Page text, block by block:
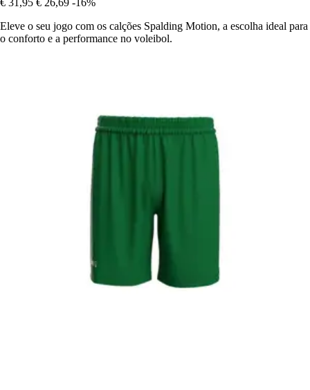
Eleve o seu jogo com os calções Spalding Motion, a escolha ideal para
o conforto e a performance no voleibol.